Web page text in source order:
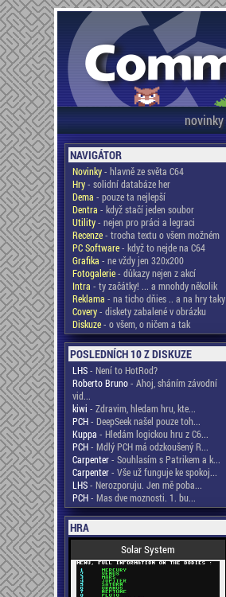
novinky
NAVIGÁTOR
Novinky- hlavně ze světa C64
Hry- solidní databáze her
Dema - pouze ta nejlepší
Dentra - když stačí jeden soubor
Utility- nejen pro práci a legraci
Recenze- trocha textu o všem možném
PC Software- když to nejde na C64
Grafika - ne vždy jen 320x200
Fotogalerie- důkazy nejen z akcí
Intra - ty začátky! ... a mnohdy několik
Reklama - na ticho dňies .. a na hry taky
Covery- diskety zabalené v obrázku
Diskuze- o všem, o ničem a tak
POSLEDNÍCH 10 Z DISKUZE
LHS- Není to HotRod?
Roberto Bruno- Ahoj, sháním závodní
vid...
kiwi - Zdravim, hledam hru, kte...
PCH- DeepSeek našel pouze toh...
Kuppa - Hledám logickou hru z C6...
PCH- Mdlý PCH má odzkoušený R...
Carpenter- Souhlasím s Patrikem a k...
Carpenter- Vše už funguje ke spokoj...
LHS- Nerozporuju. Jen mě poba...
PCH- Mas dve moznosti. 1. bu...
HRA
Solar System